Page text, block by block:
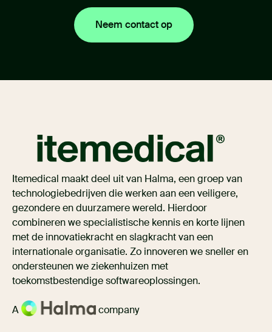
Neem contact op
Itemedical maakt deel uit van Halma, een groep van
technologiebedrijven die werken aan een veiligere,
gezondere en duurzamere wereld. Hierdoor
combineren we specialistische kennis en korte lijnen
met de innovatiekracht en slagkracht van een
internationale organisatie. Zo innoveren we sneller en
ondersteunen we ziekenhuizen met
toekomstbestendige softwareoplossingen.
A company